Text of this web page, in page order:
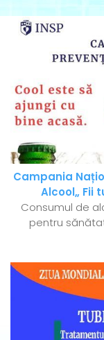
Campania
Alcool„ Fii
Consumul de
pentru